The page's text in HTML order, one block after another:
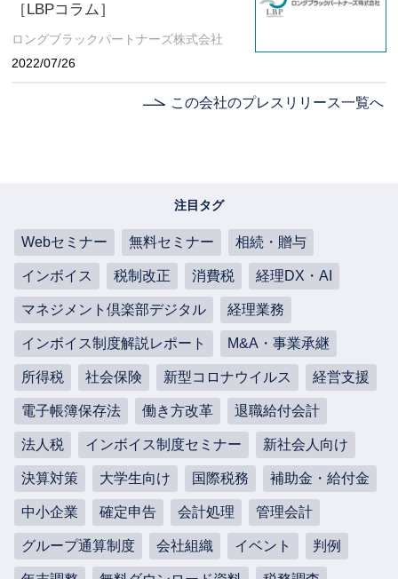
［LBPコラム］
ロングブラックパートナーズ株式会社
2022/07/26
この会社のプレスリリース一覧へ
注目タグ
Webセミナー 無料セミナー 相続・贈与
インボイス 税制改正 消費税 経理DX・AI
マネジメント倶楽部デジタル 経理業務
インボイス制度解説レポート M&A・事業承継
所得税 社会保険 新型コロナウイルス 経営支援
電子帳簿保存法 働き方改革 退職給付会計
法人税 インボイス制度セミナー 新社会人向け
決算対策 大学生向け 国際税務 補助金・給付金
中小企業 確定申告 会計処理 管理会計
グループ通算制度 会社組織 イベント 判例